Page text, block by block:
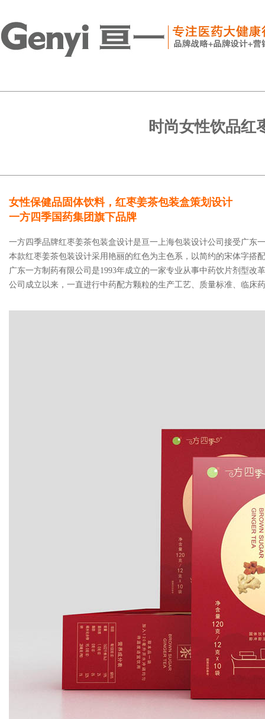
时尚女性饮品红
女性保健品固体饮料，红枣姜茶包装盒策划设计
一方四季国药集团旗下品牌
一方四季品牌红枣姜茶包装盒设计是亘一上海包装设计公司接受广东
本款红枣姜茶包装设计采用艳丽的红色为主色系，以简约的宋体字搭
广东一方制药有限公司是1993年成立的一家专业从事中药饮片剂型
公司成立以来，一直进行中药配方颗粒的生产工艺、质量标准、临床